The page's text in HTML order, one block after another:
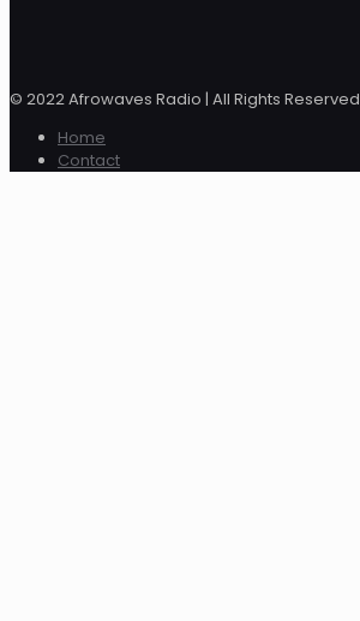
© 2022 Afrowaves Radio | All Rights Reserved
Home
Contact